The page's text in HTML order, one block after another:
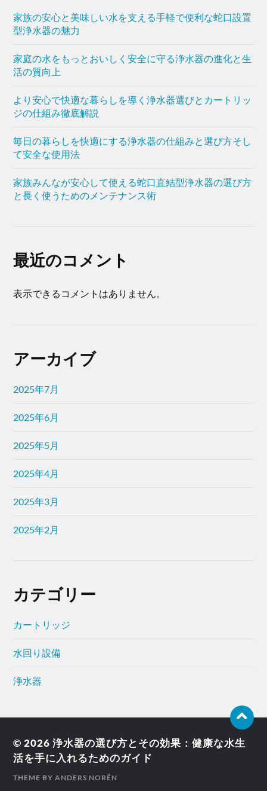
家族の安心と美味しい水を支える手軽で便利な蛇口設置
型浄水器の魅力
家庭の水をもっとおいしく安全に守る浄水器の進化と生
活の質向上
より安心で快適な暮らしを導く浄水器選びとカートリッ
ジの仕組み徹底解説
毎日の暮らしを快適にする浄水器の仕組みと選び方そし
て安全な使用法
家族みんなが安心して使える蛇口直結型浄水器の選び方
と長く使うためのメンテナンス術
最近のコメント
表示できるコメントはありません。
アーカイブ
2025年7月
2025年6月
2025年5月
2025年4月
2025年3月
2025年2月
カテゴリー
カートリッジ
水回り設備
浄水器
© 2026浄水器の選び方とその効果：健康な水生
活を手に入れるためのガイド
THEME BYANDERS NORÉN